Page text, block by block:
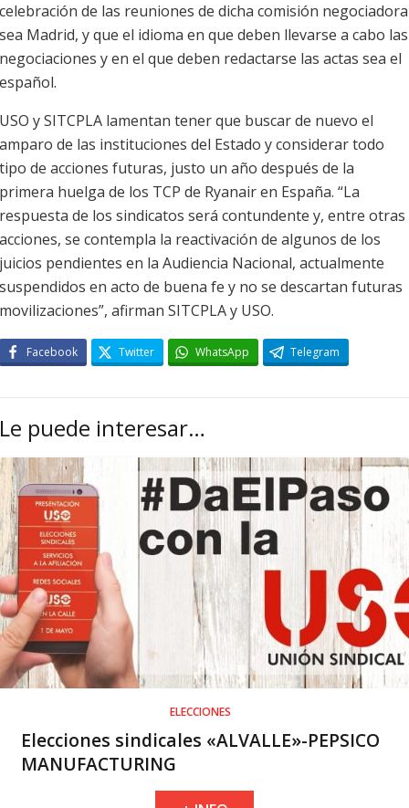
celebración de las reuniones de dicha comisión negociadora
sea Madrid, y que el idioma en que deben llevarse a cabo las
negociaciones y en el que deben redactarse las actas sea el
español.
USO y SITCPLA lamentan tener que buscar de nuevo el
amparo de las instituciones del Estado y considerar todo
tipo de acciones futuras, justo un año después de la
primera huelga de los TCP de Ryanair en España. “La
respuesta de los sindicatos será contundente y, entre otras
acciones, se contempla la reactivación de algunos de los
juicios pendientes en la Audiencia Nacional, actualmente
suspendidos en acto de buena fe y no se descartan futuras
movilizaciones”, afirman SITCPLA y USO.
Facebook Twitter WhatsApp Telegram
Le puede interesar…
ELECCIONES
Elecciones sindicales «ALVALLE»-PEPSICO
MANUFACTURING